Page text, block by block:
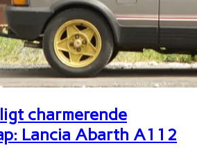
charmerende
Lancia Abarth A112